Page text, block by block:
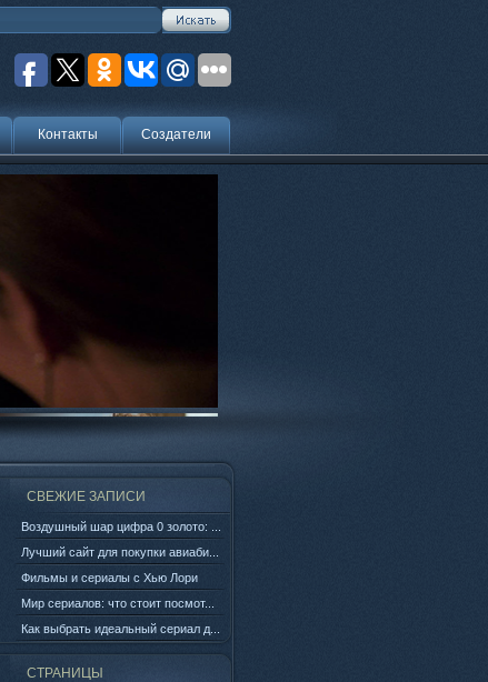
Контакты Создатели
СВЕЖИЕ ЗАПИСИ
Воздушный шар цифра 0 золото: ...
Лучший сайт для покупки авиаби...
Фильмы и сериалы с Хью Лори
Мир сериалов: что стоит посмот...
Как выбрать идеальный сериал д...
СТРАНИЦЫ